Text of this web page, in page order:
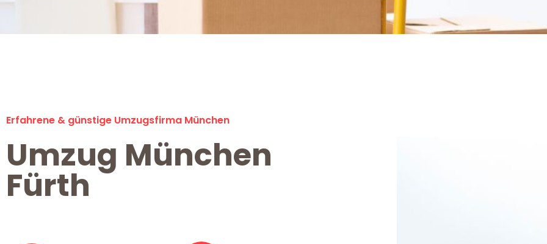
Erfahrene & günstige Umzugsfirma München
Umzug München
Fürth